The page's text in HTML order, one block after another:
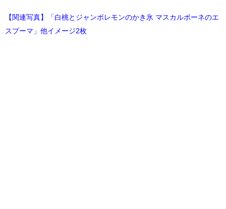
【関連写真】「白桃とジャンボレモンのかき氷 マスカルポーネのエ
スプーマ」他イメージ2枚